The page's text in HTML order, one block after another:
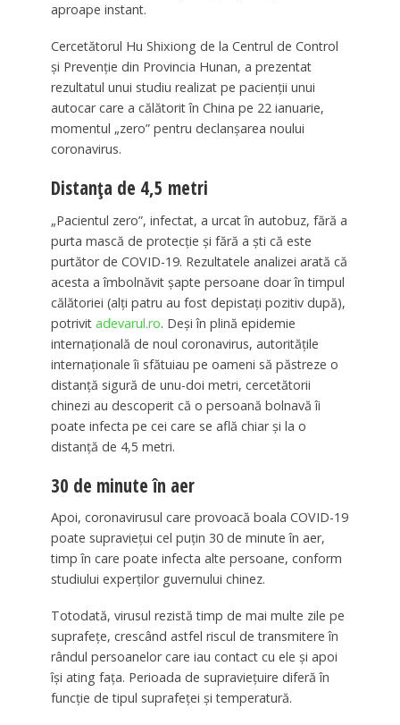
aproape instant.
Cercetătorul Hu Shixiong de la Centrul de Control
şi Prevenţie din Provincia Hunan, a prezentat
rezultatul unui studiu realizat pe pacienţii unui
autocar care a călătorit în China pe 22 ianuarie,
momentul „zero” pentru declanşarea noului
coronavirus.
Distanța de 4,5 metri
„Pacientul zero”, infectat, a urcat în autobuz, fără a
purta mască de protecţie şi fără a şti că este
purtător de COVID-19. Rezultatele analizei arată că
acesta a îmbolnăvit şapte persoane doar în timpul
călătoriei (alţi patru au fost depistaţi pozitiv după),
potrivit adevarul.ro. Deşi în plină epidemie
internaţională de noul coronavirus, autorităţile
internaţionale îi sfătuiau pe oameni să păstreze o
distanţă sigură de unu-doi metri, cercetătorii
chinezi au descoperit că o persoană bolnavă îi
poate infecta pe cei care se află chiar şi la o
distanţă de 4,5 metri.
30 de minute în aer
Apoi, coronavirusul care provoacă boala COVID-19
poate supravieţui cel puţin 30 de minute în aer,
timp în care poate infecta alte persoane, conform
studiului experţilor guvernului chinez.
Totodată, virusul rezistă timp de mai multe zile pe
suprafeţe, crescând astfel riscul de transmitere în
rândul persoanelor care iau contact cu ele şi apoi
îşi ating faţa. Perioada de supravieţuire diferă în
funcţie de tipul suprafeţei şi temperatură.